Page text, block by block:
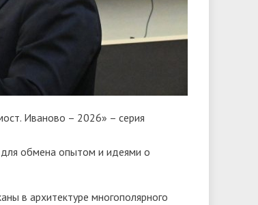
Иваново – 2026» – серия
обмена опытом и идеями о
в архитектуре многополярного